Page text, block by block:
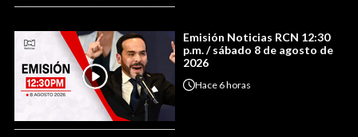
Emisión Noticias RCN 12:30
p.m. / sábado 8 de agosto de
2026
Hace 6 horas